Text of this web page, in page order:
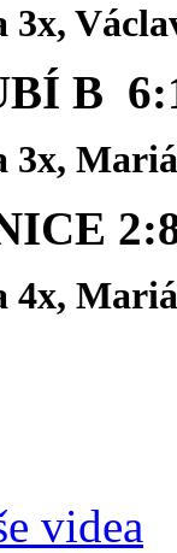
3x,
B
3x,
4x,
videa